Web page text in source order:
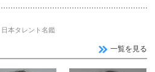
本タレント名鑑
一覧を見る